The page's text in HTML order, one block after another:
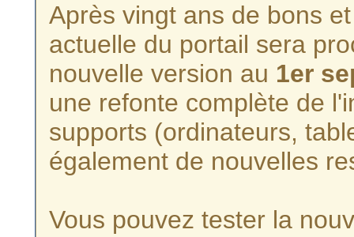
Après vingt ans de bons
actuelle du portail sera
nouvelle version au 1er
une refonte complète de
supports (ordinateurs,
également de nouvelles
Vous pouvez tester la